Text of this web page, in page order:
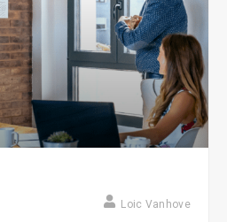
Loic Vanhove